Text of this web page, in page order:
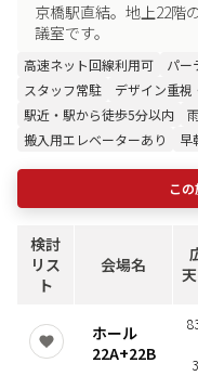
京橋駅直結。地上22階
議室です。
高速ネット回線利用可 パー
スタッフ常駐
デザイン重視
駅近・駅から徒歩5分以内
搬入用エレベーターあり
早
こ
検討
リス
ト
会場名
ホール
22A+22B